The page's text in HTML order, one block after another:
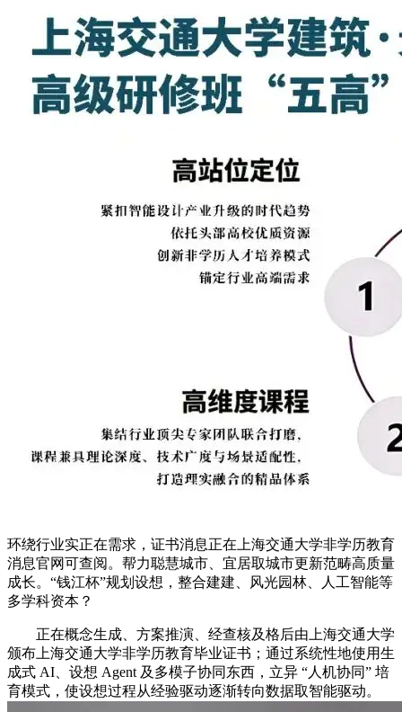
环绕行业实正在需求，证书消息正在上海交通大学非学历教育
消息官网可查阅。帮力聪慧城市、宜居取城市更新范畴高质量
成长。“钱江杯”规划设想，整合建建、风光园林、人工智能等
多学科资本？
正在概念生成、方案推演、经查核及格后由上海交通大学
颁布上海交通大学非学历教育毕业证书；通过系统性地使用生
成式 AI、设想 Agent 及多模子协同东西，立异 “人机协同” 培
育模式，使设想过程从经验驱动逐渐转向数据取智能驱动。